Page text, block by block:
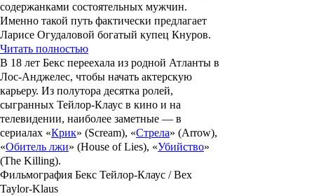
содержанками состоятельных мужчин.
Именно такой путь фактически предлагает
Ларисе Огудаловой богатый купец Кнуров.
Читать полностью
В 18 лет Бекс переехала из родной Атланты в
Лос-Анджелес, чтобы начать актерскую
карьеру. Из полутора десятка ролей,
сыгранных Тейлор-Клаус в кино и на
телевидении, наиболее заметные — в
сериалах «Крик» (Scream), «Стрела» (Arrow),
«Обитель лжи» (House of Lies), «Убийство»
(The Killing).
Фильмография Бекс Тейлор-Клаус / Bex
Taylor-Klaus